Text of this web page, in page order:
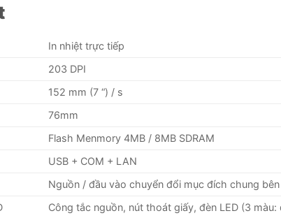
In nhiệt trực tiếp
203 DPI
152 mm (7 “) / s
76mm
Flash Menmory 4MB / 8MB SDRAM
USB + COM + LAN
Nguồn / đầu vào chuyển đổi mục đích chung
Công tắc nguồn, nút thoát giấy, đèn LED (3 màu: